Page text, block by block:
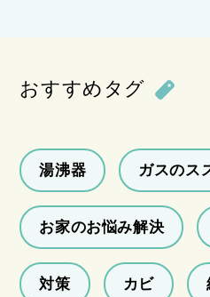
おすすめタグ
湯沸器 ガスのス
お家のお悩み解決
対策 カビ